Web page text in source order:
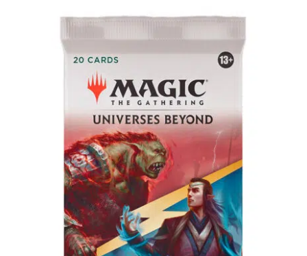
Blind Boksit
Greidatut kortit
Rip & Ship
Greidauspalvelu